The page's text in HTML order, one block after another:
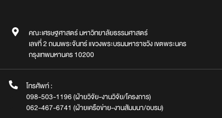
คณะเศรษฐศาสตร์ มหาวิทยาลัยธรรมศาสตร์
เลขที่ 2 ถนนพระจันทร์ แขวงพระบรมมหาราชวัง เขตพระนคร
กรุงเทพมหานคร 10200
โทรศัพท์ :
098-503-1196 (ฝ่ายวิจัย-งานวิจัย/โครงการ)
062-467-6741 (ฝ่ายเครือข่าย-งานสัมมนา/อบรม)